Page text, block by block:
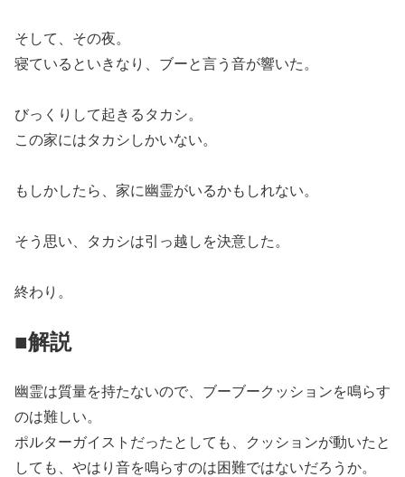
そして、その夜。
寝ているといきなり、ブーと言う音が響いた。
びっくりして起きるタカシ。
この家にはタカシしかいない。
もしかしたら、家に幽霊がいるかもしれない。
そう思い、タカシは引っ越しを決意した。
終わり。
■解説
幽霊は質量を持たないので、ブーブークッションを鳴らす
のは難しい。
ポルターガイストだったとしても、クッションが動いたと
しても、やはり音を鳴らすのは困難ではないだろうか。